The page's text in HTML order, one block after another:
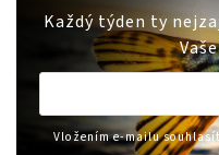
Každý týden ty
Vložením e-mailu